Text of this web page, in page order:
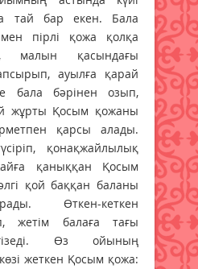
тай бар екен. Бала
пірлі қожа қолқа
малын қасындағы
ауылға қарай
бала бәрінен озып,
жұрты Қосым қожаны
қарсы алады.
қонақжайлылық
қаныққан Қосым
қой баққан баланы
Өткен-кеткен
жетім балаға тағы
Өз ойының
жеткен Қосым қожа: